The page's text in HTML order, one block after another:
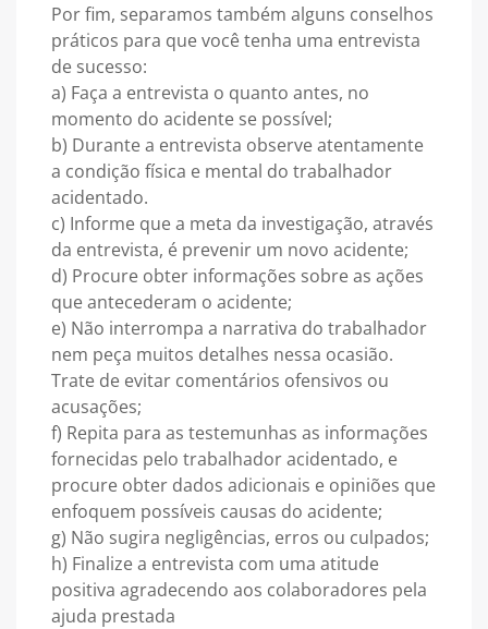
Por fim, separamos também alguns conselhos
práticos para que você tenha uma entrevista
de sucesso:
a) Faça a entrevista o quanto antes, no
momento do acidente se possível;
b) Durante a entrevista observe atentamente
a condição física e mental do trabalhador
acidentado.
c) Informe que a meta da investigação, através
da entrevista, é prevenir um novo acidente;
d) Procure obter informações sobre as ações
que antecederam o acidente;
e) Não interrompa a narrativa do trabalhador
nem peça muitos detalhes nessa ocasião.
Trate de evitar comentários ofensivos ou
acusações;
f) Repita para as testemunhas as informações
fornecidas pelo trabalhador acidentado, e
procure obter dados adicionais e opiniões que
enfoquem possíveis causas do acidente;
g) Não sugira negligências, erros ou culpados;
h) Finalize a entrevista com uma atitude
positiva agradecendo aos colaboradores pela
ajuda prestada